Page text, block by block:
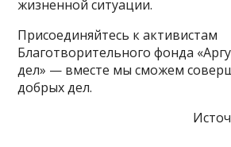
жизненной ситуации.
Присоединяйтесь к активистам
Благотворительного фонда
дел» — вместе мы сможем
добрых дел.